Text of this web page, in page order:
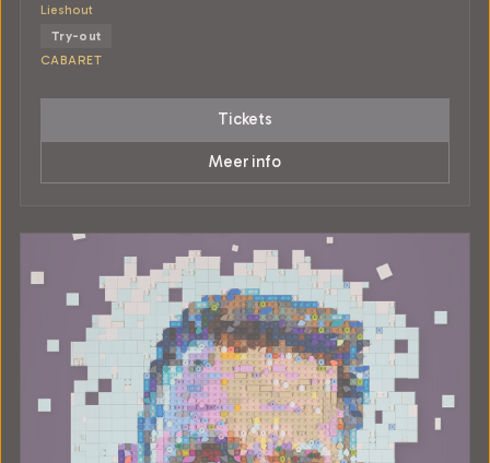
Lieshout
Try-out
CABARET
Tickets
Meer info